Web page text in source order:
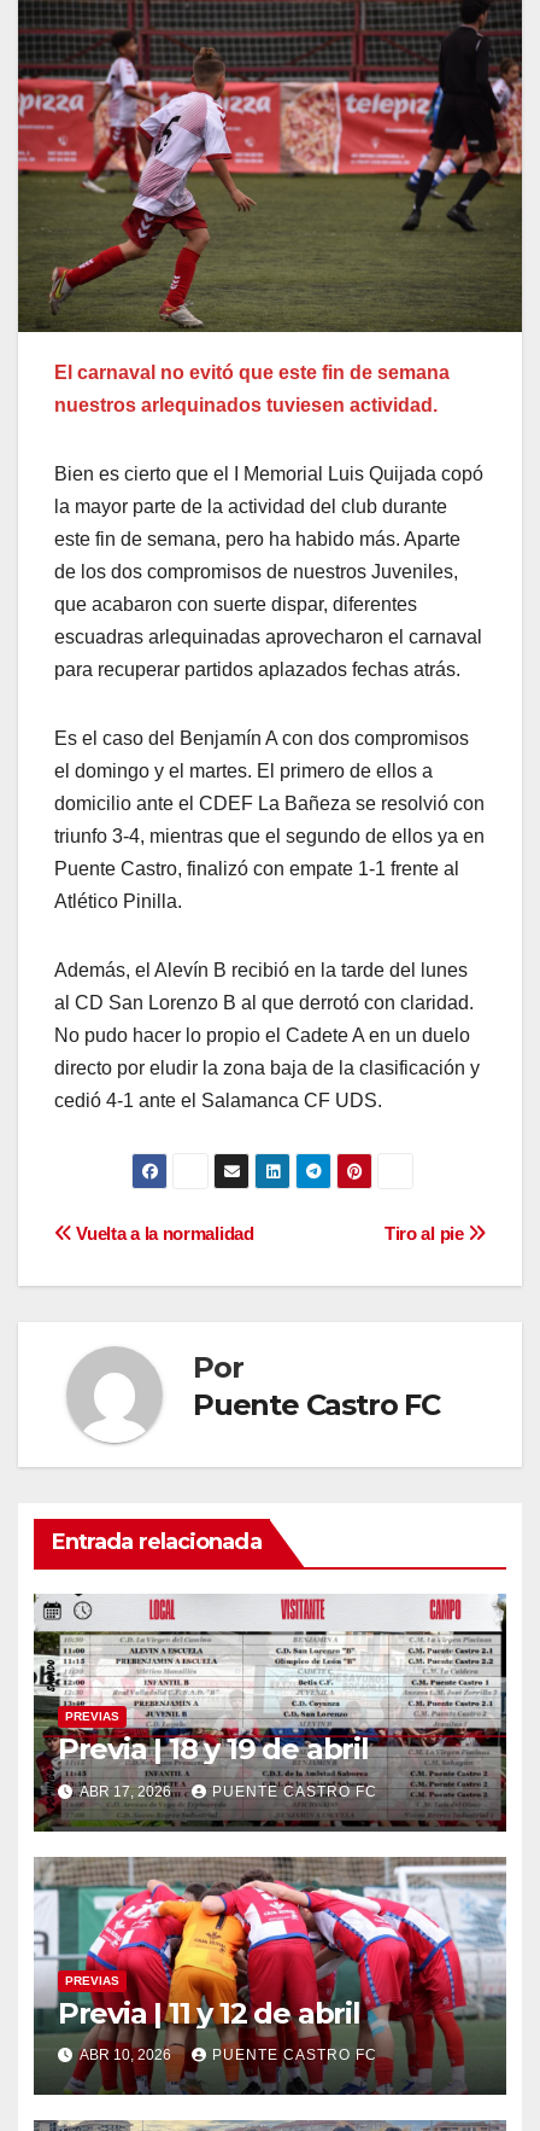
El carnaval no evitó que este fin de semana
nuestros arlequinados tuviesen actividad.
Bien es cierto que el I Memorial Luis Quijada copó
la mayor parte de la actividad del club durante
este fin de semana, pero ha habido más. Aparte
de los dos compromisos de nuestros Juveniles,
que acabaron con suerte dispar, diferentes
escuadras arlequinadas aprovecharon el carnaval
para recuperar partidos aplazados fechas atrás.
Es el caso del Benjamín A con dos compromisos
el domingo y el martes. El primero de ellos a
domicilio ante el CDEF La Bañeza se resolvió con
triunfo 3-4, mientras que el segundo de ellos ya en
Puente Castro, finalizó con empate 1-1 frente al
Atlético Pinilla.
Además, el Alevín B recibió en la tarde del lunes
al CD San Lorenzo B al que derrotó con claridad.
No pudo hacer lo propio el Cadete A en un duelo
directo por eludir la zona baja de la clasificación y
cedió 4-1 ante el Salamanca CF UDS.
Navegación
de
entradas
Tiro al pie
Vuelta a la normalidad
Por
Puente Castro FC
Entrada relacionada
PREVIAS
Previa | 18 y 19 de abril
ABR 17, 2026 PUENTE CASTRO FC
PREVIAS
Previa | 11 y 12 de abril
ABR 10, 2026 PUENTE CASTRO FC